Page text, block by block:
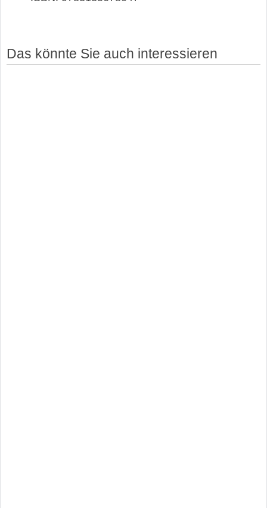
Das könnte Sie auch interessieren